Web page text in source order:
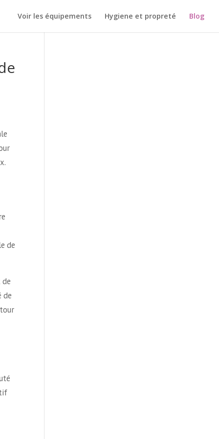
Voir les équipements Hygiene et propreté Blog
de
de